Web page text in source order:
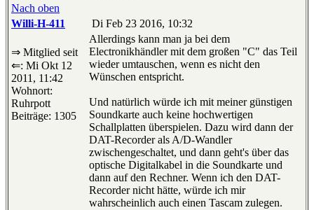
Nach oben
Willi-H-411
Di Feb 23 2016, 10:32
⇒ Mitglied seit
⇐: Mi Okt 12
2011, 11:42
Wohnort:
Ruhrpott
Beiträge: 1305
Allerdings kann man ja bei dem
Electronikhändler mit dem großen "C" das Teil
wieder umtauschen, wenn es nicht den
Wünschen entspricht.
Und natürlich würde ich mit meiner günstigen
Soundkarte auch keine hochwertigen
Schallplatten überspielen. Dazu wird dann der
DAT-Recorder als A/D-Wandler
zwischengeschaltet, und dann geht's über das
optische Digitalkabel in die Soundkarte und
dann auf den Rechner. Wenn ich den DAT-
Recorder nicht hätte, würde ich mir
wahrscheinlich auch einen Tascam zulegen.